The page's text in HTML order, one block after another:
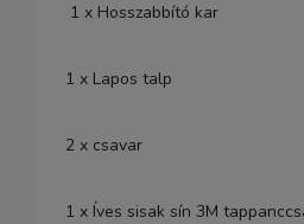
1 x Hosszabbító kar
1 x Lapos talp
2 x csavar
1 x Íves sisak sín 3M